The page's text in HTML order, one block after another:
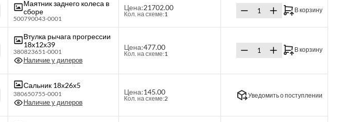
Маятник заднего колеса в
сборе
500790043-0001
Цена:21702.00
Кол. на схеме:1
В корзину
Втулка рычага прогрессии
18х12х39
380823651-0001
Наличие у дилеров
Цена:477.00
Кол. на схеме:1
В корзину
Сальник 18х26х5
380650755-0001
Наличие у дилеров
Цена:145.00
Кол. на схеме:2 Уведомить о поступлении